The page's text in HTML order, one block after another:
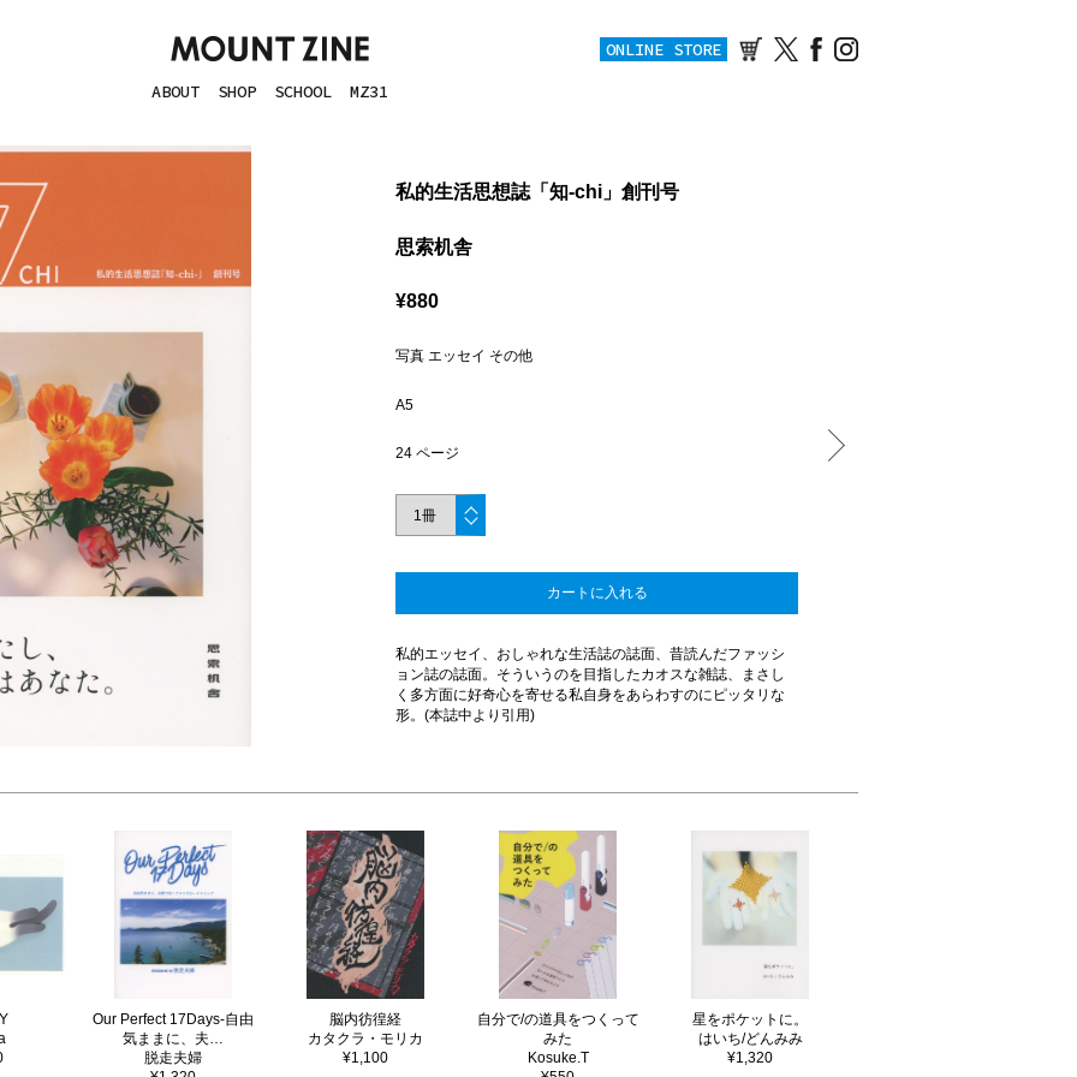
ABOUT SHOP SCHOOL MZ31
ONLINE STORE
私的生活思想誌「知-chi」創刊号
思索机舎
¥880
写真 エッセイ その他
A5
24 ページ
カートに入れる
私的エッセイ、おしゃれな生活誌の誌面、昔読んだファッシ
ョン誌の誌面。そういうのを目指したカオスな雑誌、まさし
く多方面に好奇心を寄せる私自身をあらわすのにピッタリな
形。(本誌中より引用)
Our Perfect 17Days-自由
気ままに、夫…
脱走夫婦
脳内彷徨経
カタクラ・モリカ
¥1,100
自分で/の道具をつくって
みた
Kosuke.T
星をポケットに。
はいち/どんみみ
¥1,320